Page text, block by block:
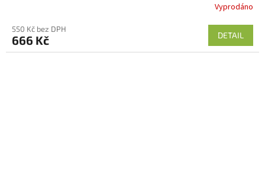
Vyprodáno
550 Kč bez DPH
666 Kč DETAIL